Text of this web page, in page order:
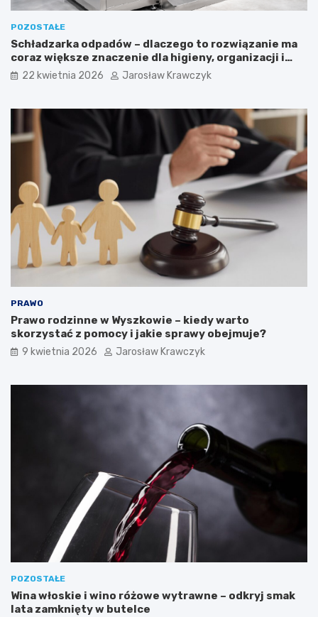
POZOSTAŁE
Schładzarka odpadów – dlaczego to rozwiązanie ma
coraz większe znaczenie dla higieny, organizacji i
wygody pracy?
22 kwietnia 2026 Jarosław Krawczyk
PRAWO
Prawo rodzinne w Wyszkowie – kiedy warto
skorzystać z pomocy i jakie sprawy obejmuje?
9 kwietnia 2026 Jarosław Krawczyk
POZOSTAŁE
Wina włoskie i wino różowe wytrawne – odkryj smak
lata zamknięty w butelce